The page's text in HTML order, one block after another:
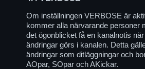
Om inställningen VERBOSE är
kommer alla närvarande personer
det ögonblicket få en kanalnotis
ändringar görs i kanalen. Detta
ändringar som ditläggningar och
AOpar, SOpar och AKickar.